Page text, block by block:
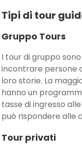
Tipi di tour
Gruppo Tours
I tour di gruppo
incontrare persone
loro storie. La
hanno un
tasse di ingresso
può rispondere alle
Tour privati